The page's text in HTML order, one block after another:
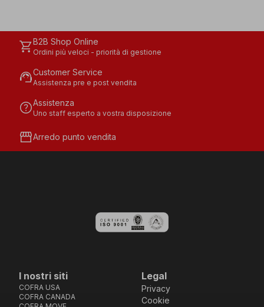
shopping_cartB2B Shop Online
Ordini più veloci - priorità di gestione
support_agentCustomer Service
Assistenza pre e post vendita
helpAssistenza
Uno staff esperto a vostra disposizione
storefrontArredo punto vendita
I nostri siti
COFRA USA
COFRA CANADA
Legal
Privacy
Cookie